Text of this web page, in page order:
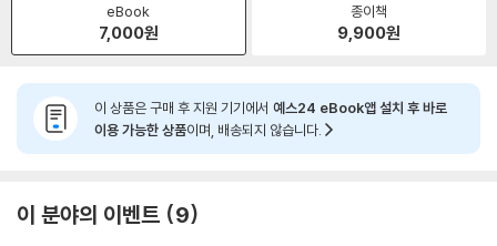
eBook
7,000원
종이책
9,900원
이 상품은 구매 후 지원 기기에서 예스24 eBook앱 설치 후 바로
이용 가능한 상품이며, 배송되지 않습니다.
이 분야의 이벤트 9